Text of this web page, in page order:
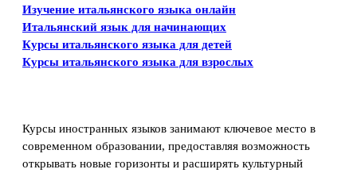
Изучение итальянского языка онлайн
Итальянский язык для начинающих
Курсы итальянского языка для детей
Курсы итальянского языка для взрослых
Курсы иностранных языков занимают ключевое место в
современном образовании, предоставляя возможность
открывать новые горизонты и расширять культурный